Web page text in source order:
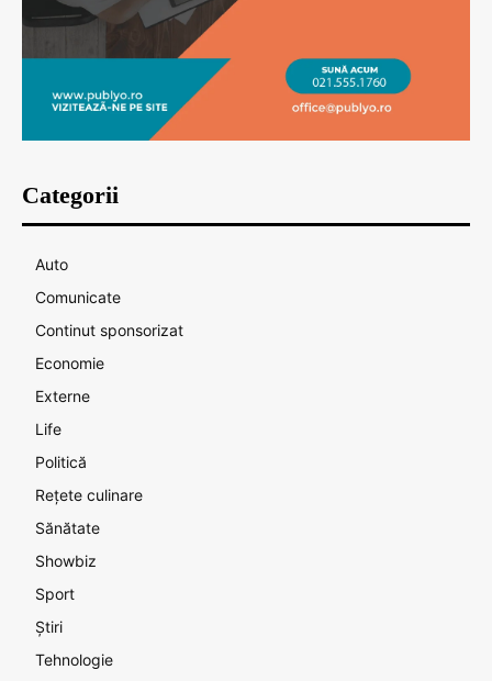
Categorii
Auto
Comunicate
Continut sponsorizat
Economie
Externe
Life
Politică
Rețete culinare
Sănătate
Showbiz
Sport
Știri
Tehnologie